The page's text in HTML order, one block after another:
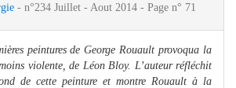
- n°234 Juillet - Aout 2014 - Page n° 71
peintures de George Rouault provoqua la
violente, de Léon Bloy. L’auteur réfléchit
de cette peinture et montre Rouault à la